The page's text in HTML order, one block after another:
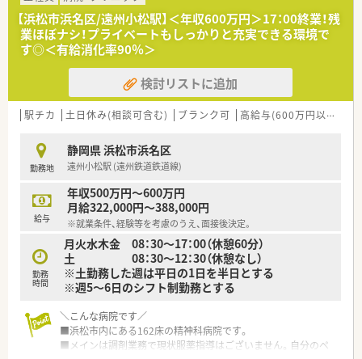
【浜松市浜名区/遠州小松駅】＜年収600万円＞17：00終業！残
業ほぼナシ！プライベートもしっかりと充実できる環境で
す◎＜有給消化率90％＞
検討リストに追加
駅チカ 土日休み(相談可含む) ブランク可 高給与(600万円以上)
勤務地
静岡県 浜松市浜名区
遠州小松駅 (遠州鉄道鉄道線)
給与
年収500万円～600万円
月給322,000円～388,000円
※就業条件、経験等を考慮のうえ、面接後決定。
勤務
時間
月火水木金 08：30～17：00（休憩60分）
土 08：30～12：30（休憩なし）
※土勤務した週は平日の1日を半日とする
※週5～6日のシフト制勤務とする
＼こんな病院です／
■浜松市内にある162床の精神科病院です。
■メインは調剤業務で現状服薬指導はございません。自分のペ